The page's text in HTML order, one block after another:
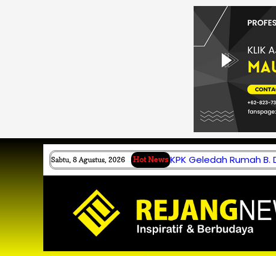
Sabtu, 8 Agustus, 2026 Hot News KPK Geledah Rumah